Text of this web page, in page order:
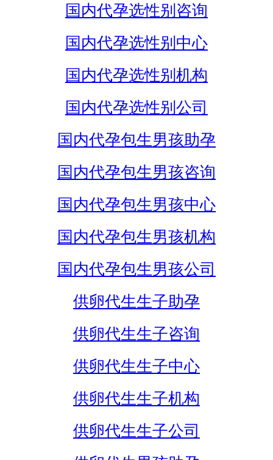
国内代孕选性别咨询
国内代孕选性别中心
国内代孕选性别机构
国内代孕选性别公司
国内代孕包生男孩助孕
国内代孕包生男孩咨询
国内代孕包生男孩中心
国内代孕包生男孩机构
国内代孕包生男孩公司
供卵代生生子助孕
供卵代生生子咨询
供卵代生生子中心
供卵代生生子机构
供卵代生生子公司